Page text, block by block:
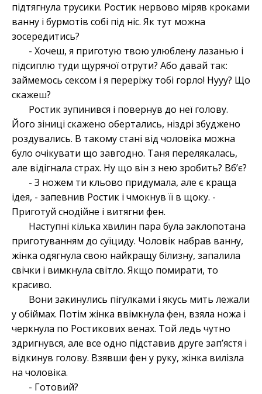
підтягнула трусики. Ростик нервово міряв кроками
ванну і бурмотів собі під ніс. Як тут можна
зосередитись?
- Хочеш, я приготую твою улюблену лазанью і
підсиплю туди щурячої отрути? Або давай так:
займемось сексом і я переріжу тобі горло! Нууу? Що
скажеш?
Ростик зупинився і повернув до неї голову.
Його зіниці скажено обертались, ніздрі збуджено
роздувались. В такому стані від чоловіка можна
було очікувати що завгодно. Таня перелякалась,
але відігнала страх. Ну що він з нею зробить? Вб’є?
- З ножем ти кльово придумала, але є краща
ідея, - запевнив Ростик і чмокнув її в щоку. -
Приготуй снодійне і витягни фен.
Наступні кілька хвилин пара була заклопотана
приготуванням до суїциду. Чоловік набрав ванну,
жінка одягнула свою найкращу білизну, запалила
свічки і вимкнула світло. Якщо помирати, то
красиво.
Вони закинулись пігулками і якусь мить лежали
у обіймах. Потім жінка ввімкнула фен, взяла ножа і
черкнула по Ростикових венах. Той ледь чутно
здригнувся, але все одно підставив друге зап’ястя і
відкинув голову. Взявши фен у руку, жінка вилізла
на чоловіка.
- Готовий?⠀